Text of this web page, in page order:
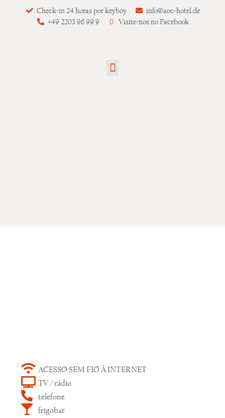
Check-in 24 horas por keyboy
info@aoc-hotel.de
+49 2203 96 99 9
Visite-nos no Facebook
ACESSO SEM FIO À INTERNET
TV / rádio
telefone
frigobar